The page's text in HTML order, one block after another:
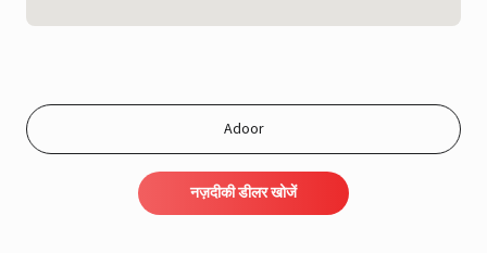
नज़दीकी डीलर खोजें